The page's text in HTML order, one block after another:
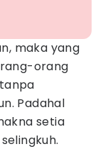
maka yang
orang
Padahal
setia